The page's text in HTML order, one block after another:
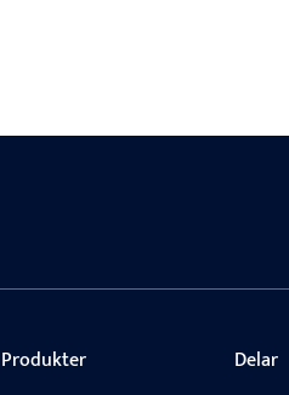
Produkter Delar